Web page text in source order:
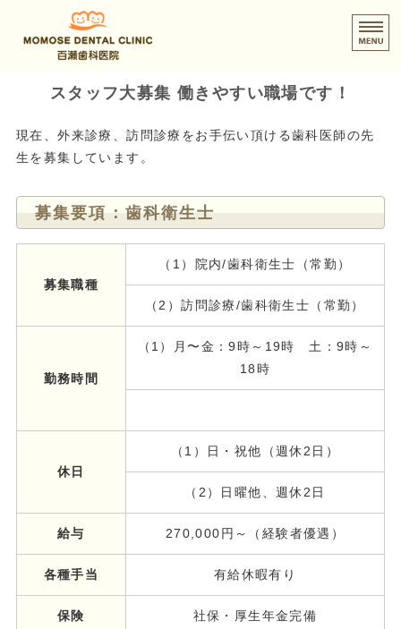
ホーム
診療内容
訪問診療について
スタッフ大募集 働きやすい職場です！
現在、外来診療、訪問診療をお手伝い頂ける歯科医師の先
生を募集しています。
募集要項：歯科衛生士
募集職種
（1）院内/歯科衛生士（常勤）
（2）訪問診療/歯科衛生士（常勤）
勤務時間
（1）月〜金：9時～19時 土：9時～
18時
休日
（1）日・祝他（週休2日）
（2）日曜他、週休2日
給与 270,000円～（経験者優遇）
各種手当 有給休暇有り
保険 社保・厚生年金完備